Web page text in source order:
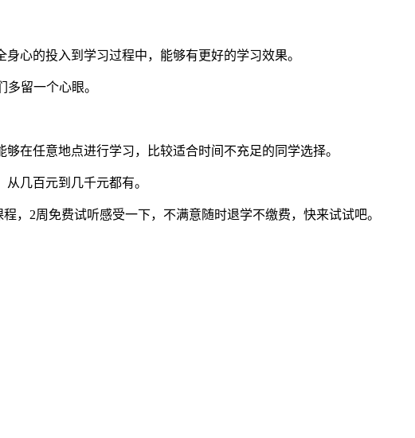
心的投入到学习过程中，能够有更好的学习效果。
留一个心眼。
在任意地点进行学习，比较适合时间不充足的同学选择。
几百元到几千元都有。
2周免费试听感受一下，不满意随时退学不缴费，快来试试吧。